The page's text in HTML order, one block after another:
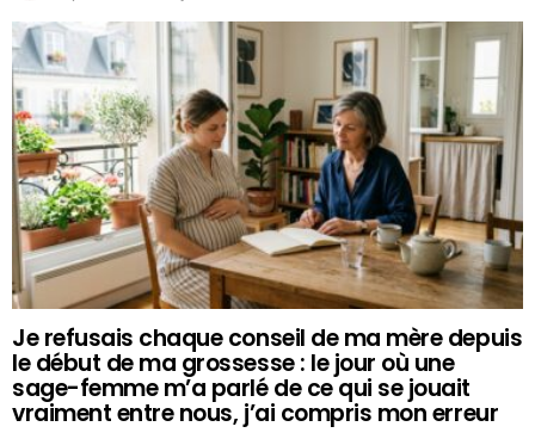
Je refusais chaque conseil de ma mère depuis
le début de ma grossesse : le jour où une
sage-femme m’a parlé de ce qui se jouait
vraiment entre nous, j’ai compris mon erreur